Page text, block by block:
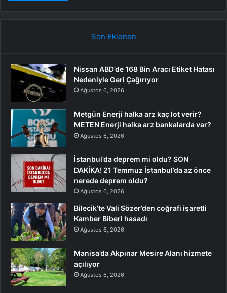
Son Eklenen
Nissan ABD’de 168 Bin Aracı Etiket Hatası
Nedeniyle Geri Çağırıyor
Ağustos 6, 2026
Metgün Enerji halka arz kaç lot verir?
METEN Enerji halka arz bankalarda var?
Ağustos 6, 2026
İstanbul’da deprem mi oldu? SON
DAKİKA! 21 Temmuz İstanbul’da az önce
nerede deprem oldu?
Ağustos 6, 2026
Bilecik’te Vali Sözer’den coğrafi işaretli
Kamber Biberi hasadı
Ağustos 6, 2026
Manisa’da Akpınar Mesire Alanı hizmete
açılıyor
Ağustos 6, 2026